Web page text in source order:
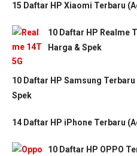
15 Daftar HP Xiaomi Terbaru
10 Daftar HP Realme
Harga & Spek
10 Daftar HP Samsung
Spek
14 Daftar HP iPhone Terbaru
10 Daftar HP OPPO